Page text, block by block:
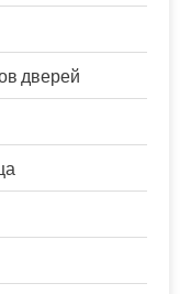
дверей